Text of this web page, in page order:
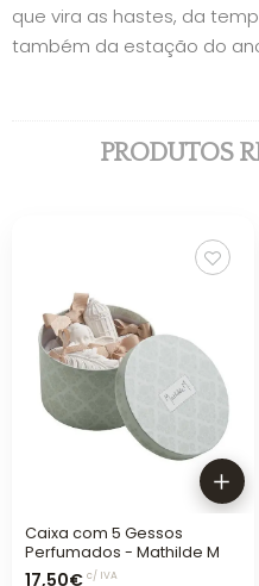
que vira as hastes, da
também da estação do
PRODUTOS
Caixa com 5 Gessos
Perfumados - Mathilde M
17,50€ c/ IVA